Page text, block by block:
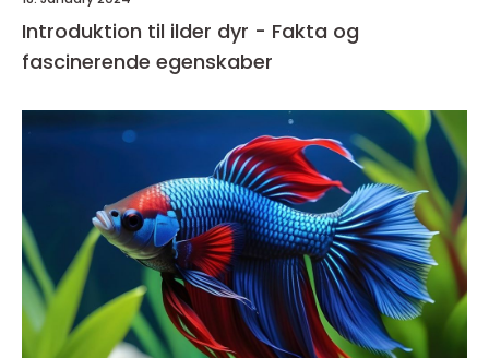
Introduktion til ilder dyr - Fakta og
fascinerende egenskaber